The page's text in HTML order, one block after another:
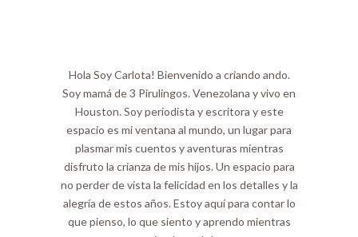
Hola Soy Carlota! Bienvenido a criando ando.
Soy mamá de 3 Pirulingos. Venezolana y vivo en
Houston. Soy periodista y escritora y este
espacio es mi ventana al mundo, un lugar para
plasmar mis cuentos y aventuras mientras
disfruto la crianza de mis hijos. Un espacio para
no perder de vista la felicidad en los detalles y la
alegría de estos años. Estoy aquí para contar lo
que pienso, lo que siento y aprendo mientras